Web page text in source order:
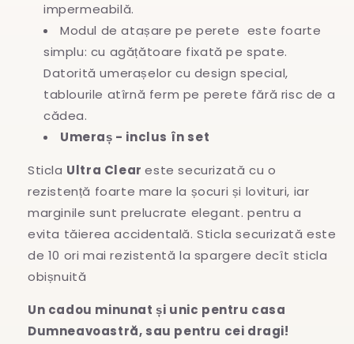
impermeabilă.
Modul de atașare pe perete este foarte
simplu: cu agățătoare fixată pe spate.
Datorită umerașelor cu design special,
tablourile atîrnă ferm pe perete fără risc de a
cădea.
Umeraș - inclus în set
Sticla Ultra Cleareste securizată cu o
rezistență foarte mare la șocuri și lovituri, iar
marginile sunt prelucrate elegant. pentru a
evita tăierea accidentală. Sticla securizată este
de 10 ori mai rezistentă la spargere decît sticla
obișnuită
Un cadou minunat și unic pentru casa
Dumneavoastră, sau pentru cei dragi!